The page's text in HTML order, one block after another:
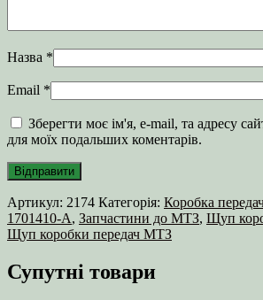
Назва *
Email *
Зберегти моє ім'я, e-mail, та адресу
для моїх подальших коментарів.
Артикул: 2174 Категорія: Коробка
1701410-А, Запчастини до МТЗ, Щуп
Щуп коробки передач МТЗ
Супутні товари